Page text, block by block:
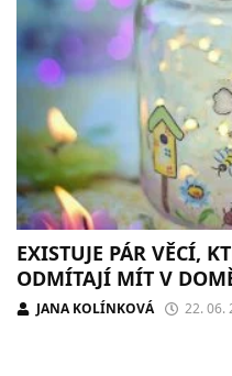
EXISTUJE PÁR VĚCÍ,
ODMÍTAJÍ MÍT V
JANA KOLÍNKOVÁ 22. 06.